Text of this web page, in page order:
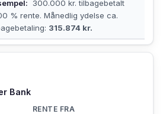
300.000 kr. tilbagebetalt
% rente. Månedlig ydelse ca.
315.874 kr.
Bank